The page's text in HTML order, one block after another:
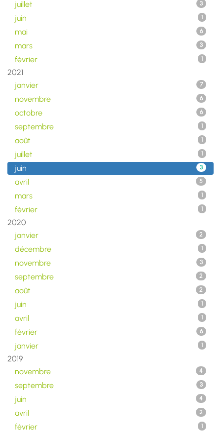
juillet 3
juin 1
mai 6
mars 3
février 1
2021
janvier
7
novembre 6
octobre 6
septembre 1
août 1
juillet 1
juin 3
avril 5
mars 1
février 1
2020
janvier
2
décembre 1
novembre 3
septembre 2
août 2
juin 1
avril 1
février 6
janvier 1
2019
novembre
4
septembre 3
juin 4
avril 2
février 1